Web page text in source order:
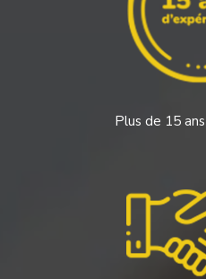
Plus de 15